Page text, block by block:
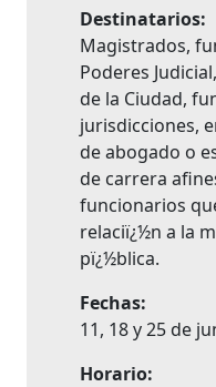
Destinatarios:
Magistrados,
Poderes
de la Ciudad,
jurisdicciones,
de abogado o
de carrera
funcionarios
relaciï¿½n a la
pï¿½blica.
Fechas:
11, 18 y 25 de
Horario: